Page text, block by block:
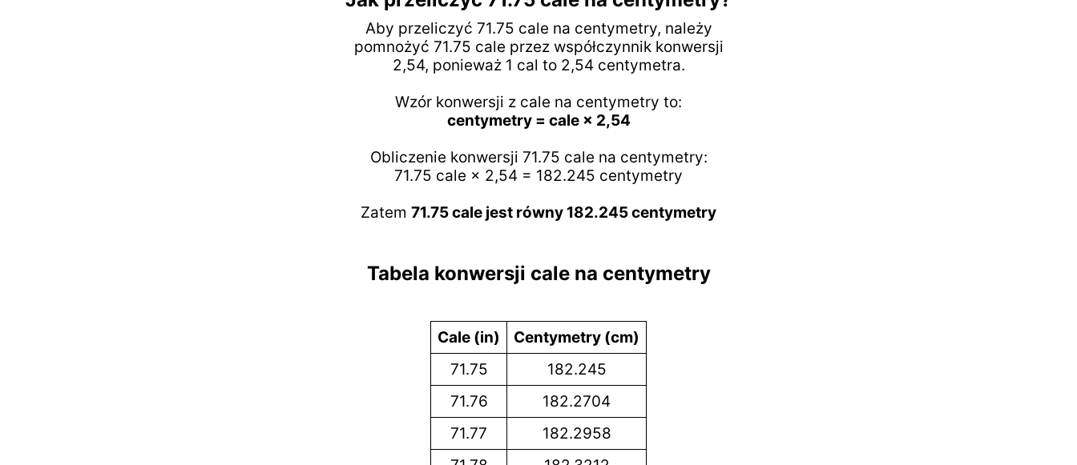
Aby przeliczyć 71.75 cale na centymetry, należy
pomnożyć 71.75 cale przez współczynnik konwersji
2,54, ponieważ 1 cal to 2,54 centymetra.
Wzór konwersji z cale na centymetry to:
centymetry = cale × 2,54
Obliczenie konwersji 71.75 cale na centymetry:
71.75 cale × 2,54 = 182.245 centymetry
Zatem 71.75 cale jest równy 182.245 centymetry
Tabela konwersji cale na centymetry
Cale (in)
Centymetry (cm)
71.75
182.245
71.76
182.2704
71.77
182.2958